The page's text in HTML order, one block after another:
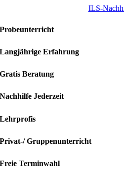
ILS-
Probeunterricht
Langjährige Erfahrung
Gratis Beratung
Nachhilfe Jederzeit
Lehrprofis
Privat-/ Gruppenunterricht
Freie Terminwahl